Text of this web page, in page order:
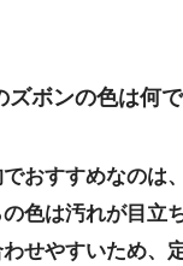
ズボンの色は何
おすすめなのは、
色は汚れが目立
せやすいため、